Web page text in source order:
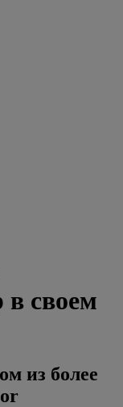
в своем
из более